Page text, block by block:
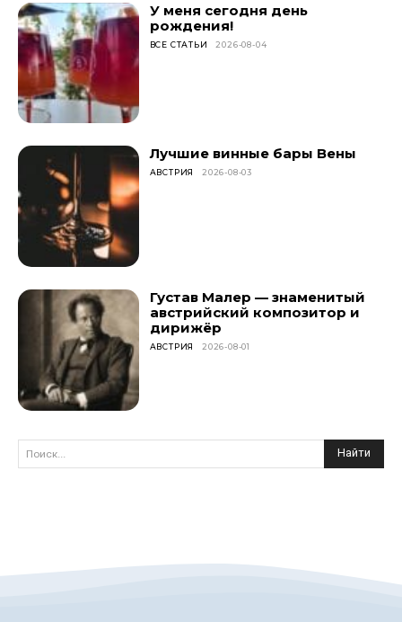
У меня сегодня день
рождения!
ВСЕ СТАТЬИ 2026-08-04
Лучшие винные бары Вены
АВСТРИЯ 2026-08-03
Густав Малер — знаменитый
австрийский композитор и
дирижёр
АВСТРИЯ 2026-08-01
Поиск... Найти